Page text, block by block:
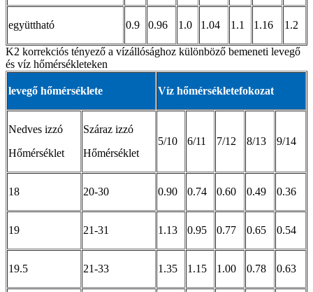
együttható 0.9 0.96 1.0 1.04 1.1 1.16 1.2
K2 korrekciós tényező a vízállósághoz különböző bemeneti levegő
és víz hőmérsékleteken
levegő hőmérséklete Víz hőmérsékletefokozat
Nedves izzó
Hőmérséklet
Száraz izzó
Hőmérséklet
5/10 6/11 7/12 8/13 9/14
18 20-30 0.90 0.74 0.60 0.49 0.36
19 21-31 1.13 0.95 0.77 0.65 0.54
19.5 21-33 1.35 1.15 1.00 0.78 0.63